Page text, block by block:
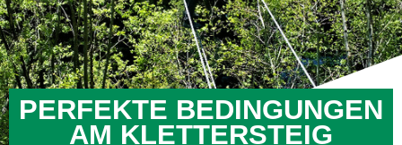
PERFEKTE BEDINGUNGEN
AM KLETTERSTEIG